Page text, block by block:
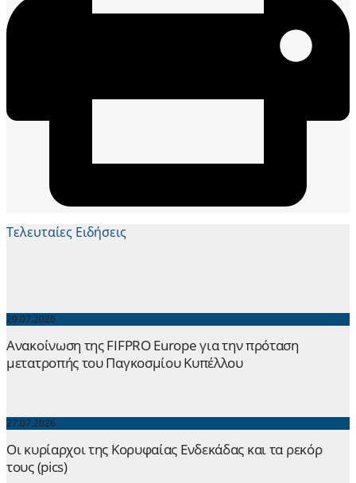
Τελευταίες Ειδήσεις
29.07.2026
Ανακοίνωση της FIFPRO Europe για την πρόταση
μετατροπής του Παγκοσμίου Κυπέλλου
27.07.2026
Οι κυρίαρχοι της Κορυφαίας Ενδεκάδας και τα ρεκόρ
τους (pics)